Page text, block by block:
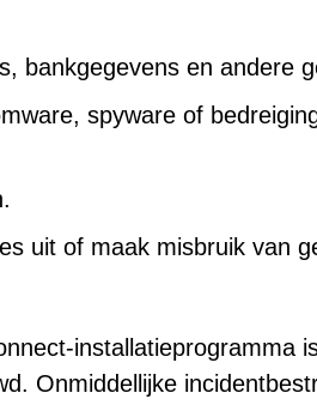
bankgegevens en andere
spyware of
uit of maak misbruik van
installatieprogramma
Onmiddellijke